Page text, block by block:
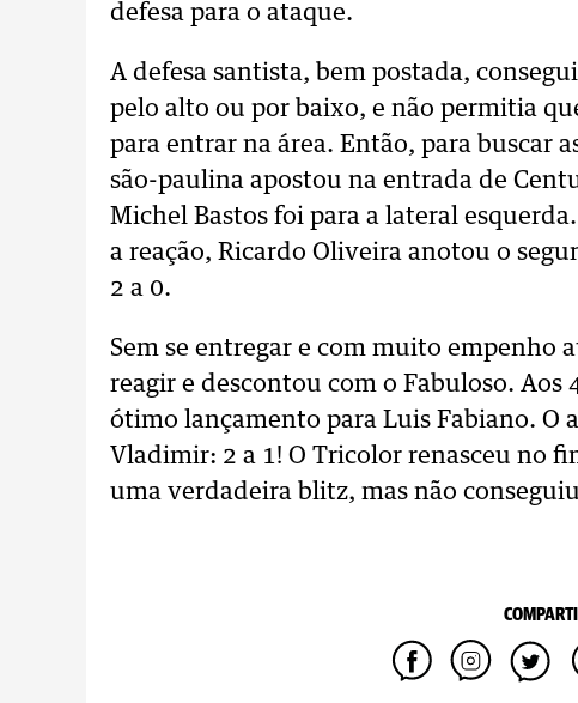
defesa para o ataque.
A defesa santista, bem postada,
pelo alto ou por baixo, e não permitia
para entrar na área. Então, para buscar
são-paulina apostou na entrada de
Michel Bastos foi para a lateral
a reação, Ricardo Oliveira anotou o
2 a 0.
Sem se entregar e com muito empenho
reagir e descontou com o Fabuloso. Aos
ótimo lançamento para Luis Fabiano. O
Vladimir: 2 a 1! O Tricolor renasceu no
uma verdadeira blitz, mas não